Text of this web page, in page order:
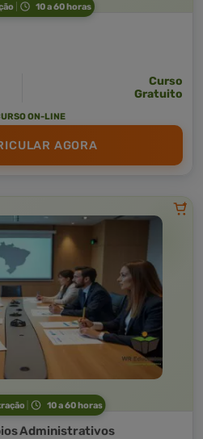
10 a 60 horas
Curso
Gratuito
ON-LINE
AGORA
10 a 60 horas
Administrativos